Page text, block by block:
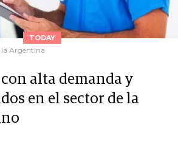
TODAY
la Argentina
con alta demanda y
en el sector de la